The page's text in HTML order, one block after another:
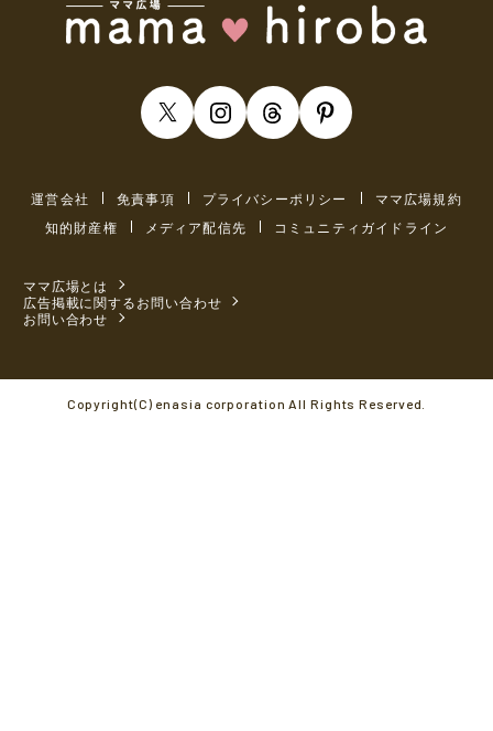
運営会社 免責事項 プライバシーポリシー
ママ広場規約
知的財産権
メディア配信先 コミュニティガイドライン
ママ広場とは
広告掲載に関するお問い合わせ
お問い合わせ
Copyright(C) enasia corporation All Rights Reserved.